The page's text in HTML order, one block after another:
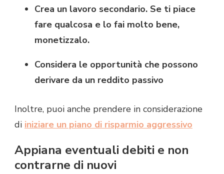
Crea un lavoro secondario. Se ti piace
fare qualcosa e lo fai molto bene,
monetizzalo.
Considera le opportunità che possono
derivare da un reddito passivo
Inoltre, puoi anche prendere in considerazione
di iniziare un piano di risparmio aggressivo
Appiana eventuali debiti e non
contrarne di nuovi